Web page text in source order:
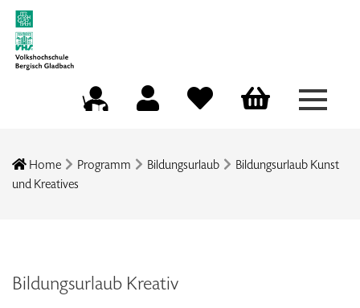
Menü
Home Programm Bildungsurlaub
Bildungsurlaub Kunst
und Kreatives
Bildungsurlaub Kreativ